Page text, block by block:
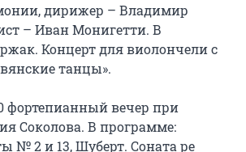
дирижер – Владимир
– Иван Монигетти. В
Концерт для виолончели с
танцы».
фортепианный вечер при
Соколова. В программе:
№ 2 и 13, Шуберт. Соната ре